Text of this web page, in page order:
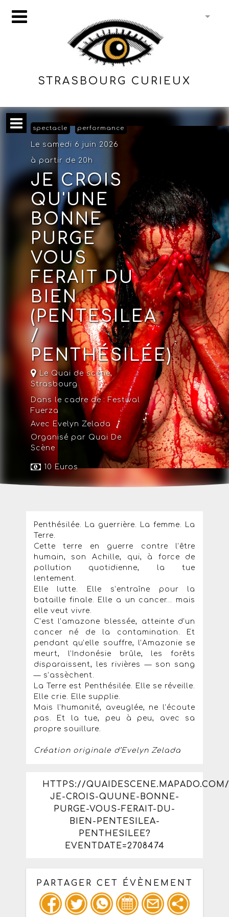
STRASBOURG CURIEUX
spectacle performance
Le samedi 6 juin 2026
à partir de 20h
JE CROIS
QU'UNE
BONNE
PURGE
VOUS
FERAIT DU
BIEN
(PENTESILEA
/
PENTHÉSILÉE)
Le Quai de scène,
Strasbourg
Dans le cadre de :Festival
Fuerza
Avec Evelyn Zelada
Organisé par Quai De
Scène
10 Euros
Penthésilée. La guerrière. La femme. La
Terre.
Cette terre en guerre contre l’être
humain, son Achille, qui, à force de
pollution quotidienne, la tue
lentement.
Elle lutte. Elle s’entraîne pour la
bataille finale. Elle a un cancer… mais
elle veut vivre.
C’est l’amazone blessée, atteinte d’un
cancer né de la contamination. Et
pendant qu’elle souffre, l’Amazonie se
meurt, l’Indonésie brûle, les forêts
disparaissent, les rivières — son sang
— s’assèchent.
La Terre est Penthésilée. Elle se réveille.
Elle crie. Elle supplie.
Mais l’humanité, aveuglée, ne l’écoute
pas. Et la tue, peu à peu, avec sa
propre souillure.
Création originale d’Evelyn Zelada
HTTPS://
JE-CROIS-QUUNE-BONNE-
PURGE-VOUS-FERAIT-DU-
BIEN-PENTESILEA-
PENTHESILEE?
EVENTDATE=2708474
PARTAGER CET ÉVÈNEMENT